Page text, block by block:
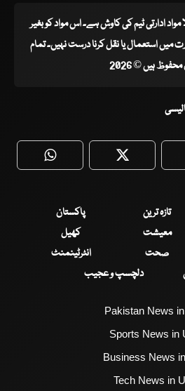
مواد ادارتی ٹیم کی کاوش ہے۔ اس مواد کو بغیر
استعمال یا نقل کرنا درست نہیں۔ تمام
ہیں © 2026
WhatsApp Twitter
تازہ ترین
پاکستان
معیشت
کھیل
صحت
انٹرٹینمنٹ
دلچسپ و عجیب
Pakistan News
Sports News in
Business News
Tech News in